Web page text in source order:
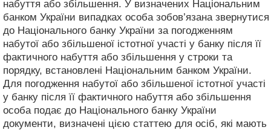
набуття або збільшення. У визначених Національним
банком України випадках особа зобов’язана звернутися
до Національного банку України за погодженням
набутої або збільшеної істотної участі у банку після її
фактичного набуття або збільшення у строки та
порядку, встановлені Національним банком України.
Для погодження набутої або збільшеної істотної участі
у банку після її фактичного набуття або збільшення
особа подає до Національного банку України
документи, визначені цією статтею для осіб, які мають